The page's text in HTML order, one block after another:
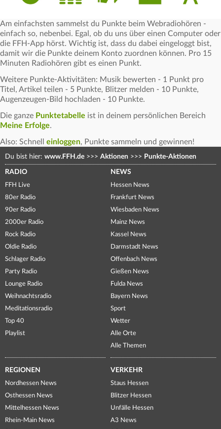
Am einfachsten sammelst du Punkte beim Webradiohören -
einfach so, nebenbei. Egal, ob du uns über einen Computer oder
die FFH-App hörst. Wichtig ist, dass du dabei eingeloggt bist,
damit wir die Punkte deinem Konto zuordnen können. Pro 15
Minuten Radiohören gibt es einen Punkt.
Weitere Punkte-Aktivitäten: Musik bewerten - 1 Punkt pro
Titel, Artikel teilen - 5 Punkte, Blitzer melden - 10 Punkte,
Augenzeugen-Bild hochladen - 10 Punkte.
Die ganze Punktetabelle ist in deinem persönlichen Bereich
Meine Erfolge.
Also: Schnell einloggen, Punkte sammeln und gewinnen!
Du bist hier: www.FFH.de >>> Aktionen >>> Punkte-Aktionen
RADIO
FFH Live
80er Radio
90er Radio
2000er Radio
Rock Radio
Oldie Radio
Schlager Radio
Party Radio
Lounge Radio
Weihnachtsradio
Meditationsradio
Top 40
Playlist
NEWS
Hessen News
Frankfurt News
Wiesbaden News
Mainz News
Kassel News
Darmstadt News
Offenbach News
Gießen News
Fulda News
Bayern News
Sport
Wetter
Alle Orte
Alle Themen
REGIONEN
Nordhessen News
Osthessen News
Mittelhessen News
Rhein-Main News
VERKEHR
Staus Hessen
Blitzer Hessen
Unfälle Hessen
A3 News